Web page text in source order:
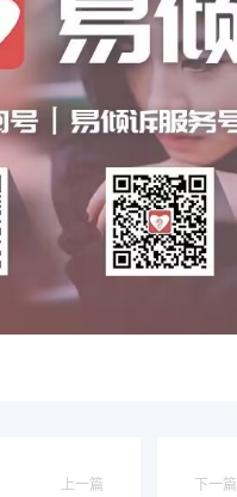
上一篇 下一篇